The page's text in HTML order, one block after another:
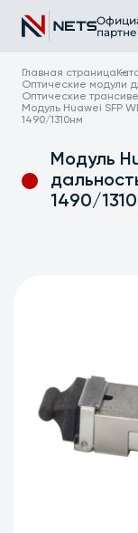
Главная страница
Оптические модули
Оптические
Модуль Huawei SFP
1490/1310нм
Модуль
1490/